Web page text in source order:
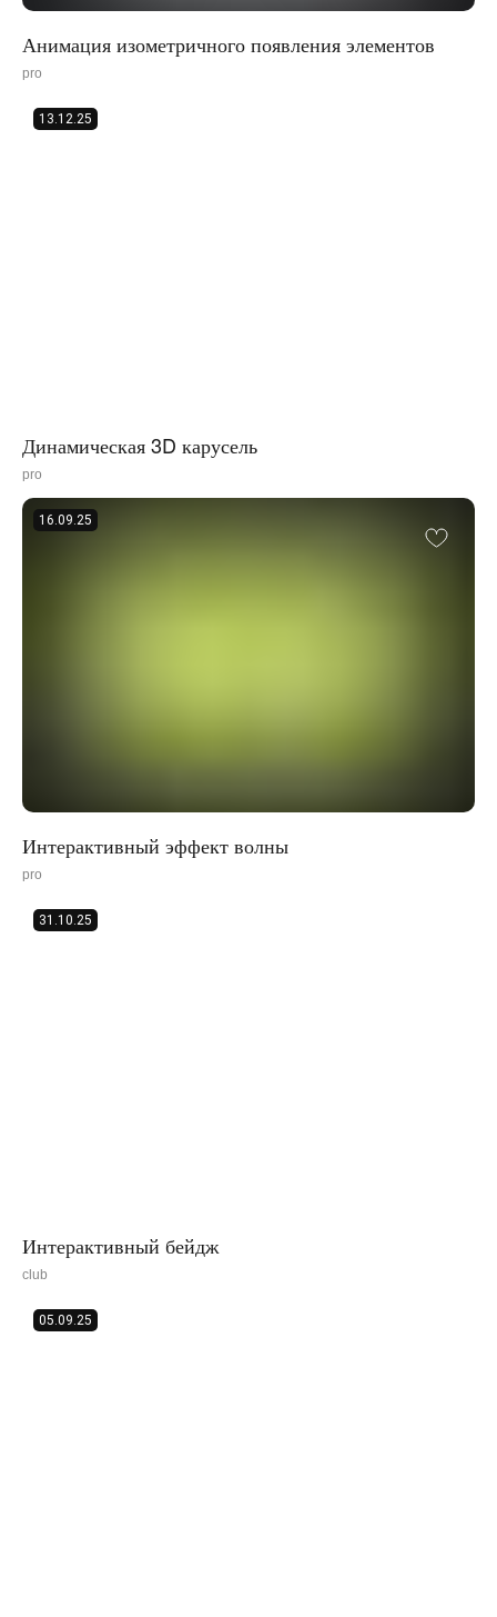
Анимация изометричного появления элементов
pro
13.12.25
Динамическая 3D карусель
pro
16.09.25
Интерактивный эффект волны
pro
31.10.25
Интерактивный бейдж
club
05.09.25